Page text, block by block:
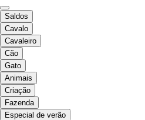
Saldos
Cavalo
Cavaleiro
Cão
Gato
Animais
Criação
Fazenda
Especial de verão